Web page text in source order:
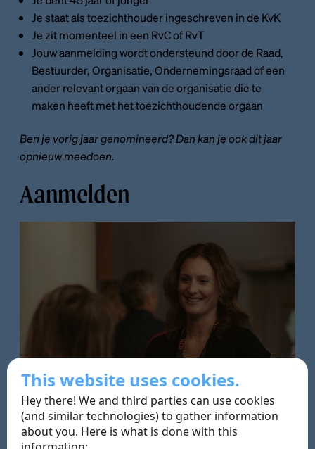
This website uses cookies.
Hey there! We and third parties can use cookies
(and similar technologies) to gather information
about you. Here is what is done with this
Je staat als toezichthouder ingeschreven in de KvK
Je zit momenteel in een RvC of RvT
Jouw aanmelding wordt ondersteund door de Raad,
Bestuurder, Organisatie, Ondernemingsraad of een
ander relevant orgaan van de organisatie die te
maken heeft met het toezichthoudende orgaan
Ben je vorig jaar genomineerd? Dan kan je ook dit jaar
opnieuw meedoen.
Aanmelden